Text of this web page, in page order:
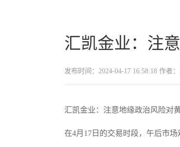
汇凯金业：注
发布时间：2024-04-17 16:58:18 作者
汇凯金业：注意地缘政治风险对
在4月17日的交易时段，午后市